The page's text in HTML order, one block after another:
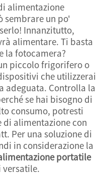
alimentazione
sembrare un po'
Innanzitutto,
alimentare. Ti basta
la fotocamera?
piccolo frigorifero o
che utilizzerai
adeguata. Controlla la
se hai bisogno di
consumo, potresti
di alimentazione con
Per una soluzione di
in considerazione la
portatile
versatile.